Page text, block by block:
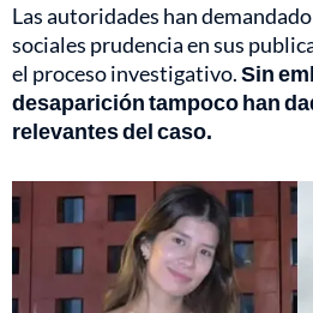
Las autoridades han
sociales prudencia en sus
el proceso investigativo.Sin
desaparición tampoco han
relevantes del caso.